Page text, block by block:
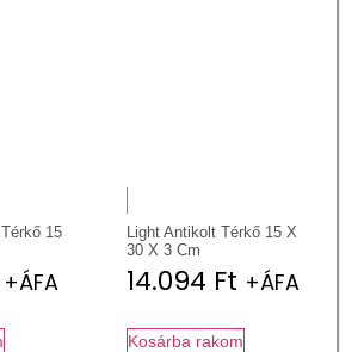
15
+ÁFA
Light Antikolt Térkő 15 X
30 X 3 Cm
14.094 Ft +ÁFA
Kosárba rakom